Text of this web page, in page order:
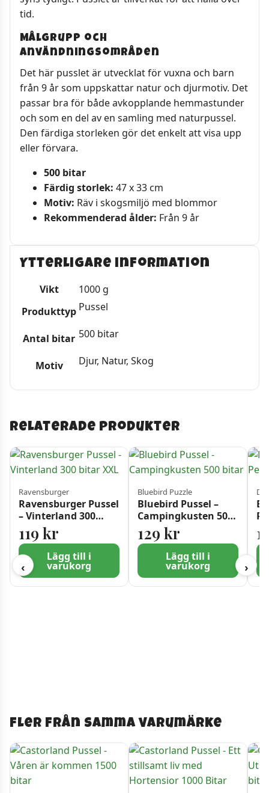
tid.
Målgrupp och
användningsområden
Det här pusslet är utvecklat för vuxna och barn
från 9 år som uppskattar natur och djurmotiv. Det
passar bra för både avkopplande hemmastunder
och som en del av en samling med naturpussel.
Den färdiga storleken gör det enkelt att visa upp
eller förvara.
500 bitar
Färdig storlek: 47 x 33 cm
Motiv: Räv i skogsmiljö med blommor
Rekommenderad ålder: Från 9 år
Ytterligare information
Vikt
1000 g
Produkttyp Pussel
Antal bitar 500 bitar
Motiv Djur, Natur, Skog
Relaterade produkter
‹
Ravensburger
Ravensburger Pussel
– Vinterland 300
bitar XXL
119 kr
Lägg till i
varukorg
Bluebird Puzzle
Bluebird Pussel –
Campingkusten 500
bitar
129 kr
Lägg till i
varukorg ›
Fler från samma varumärke